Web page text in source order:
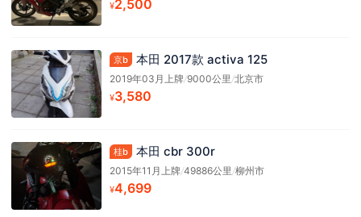
¥2,500
京b 本田 2017款 activa 125
2019年03月上牌/9000公里 /北京市
¥3,580
桂b 本田 cbr 300r
2015年11月上牌/49886公里 /柳州市
¥4,699